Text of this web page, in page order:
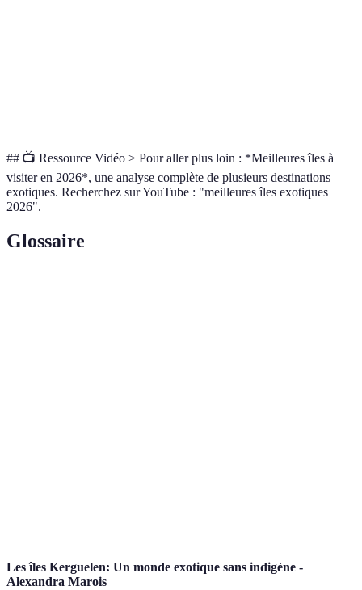
## 📺 Ressource Vidéo > Pour aller plus loin : *Meilleures îles à
visiter en 2026*, une analyse complète de plusieurs destinations
exotiques. Recherchez sur YouTube : "meilleures îles exotiques
2026".
Glossaire
Les îles Kerguelen: Un monde exotique sans indigène -
Alexandra Marois